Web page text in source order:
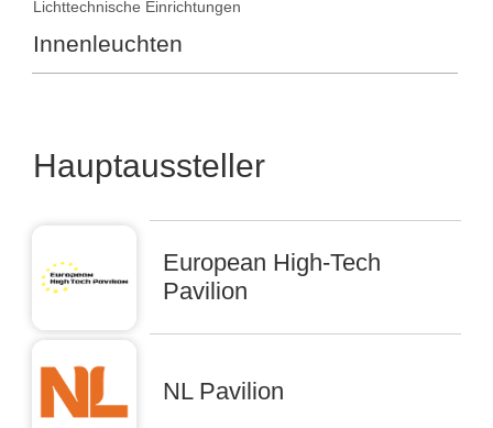
Lichttechnische Einrichtungen
Innenleuchten
Hauptaussteller
European High-Tech
Pavilion
NL Pavilion